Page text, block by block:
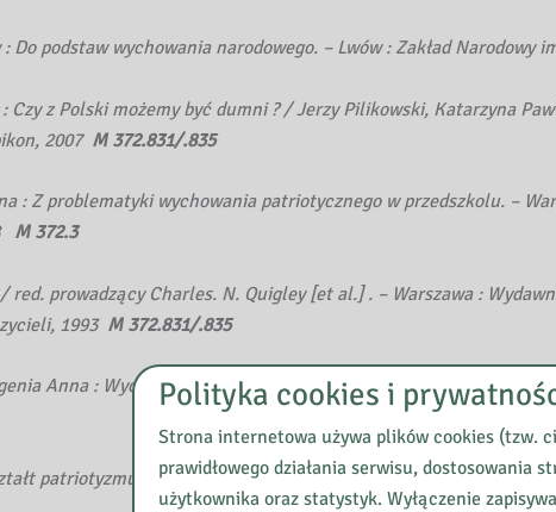
: Do podstaw wychowania narodowego. – Lwów : Zakład Narodowy
Czy z Polski możemy być dumni ? / Jerzy Pilikowski, Katarzyna
2007 M 372.831/.835
: Z problematyki wychowania patriotycznego w przedszkolu. –
M 372.3
red. prowadzący Charles. N. Quigley [et al.] . – Warszawa :
1993 M 372.831/.835
Anna : Wychowanie patriotyczne w szkole. – Warszawa :
patriotyzmu i internacjonalizmu / red. Jan Kantyka.-
Polityka cookies i
Strona internetowa używa plików cookies (tzw.
prawidłowego działania serwisu, dostosowania
użytkownika oraz statystyk. Wyłączenie